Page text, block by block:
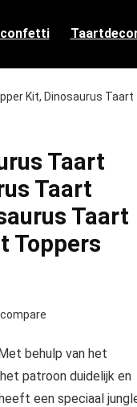
confetti
Kit, Dinosaurus Taart
Taart
Taart
Taart
Toppers
behulp van het
patroon duidelijk en
een speciaal